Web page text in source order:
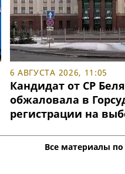
6 АВГУСТА 2026, 11:05
Кандидат от СР
обжаловала в
регистрации на
Все материалы